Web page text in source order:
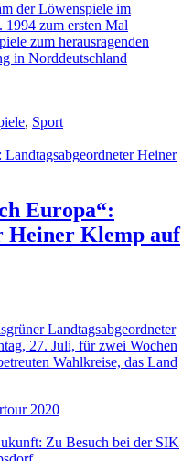
der Löwenspiele im
zum ersten Mal
zum herausragenden
in Norddeutschland
, Sport
Europa“:
Heiner Klemp auf
Landtagsabgeordneter
27. Juli, für zwei Wochen
Wahlkreise, das Land
2020